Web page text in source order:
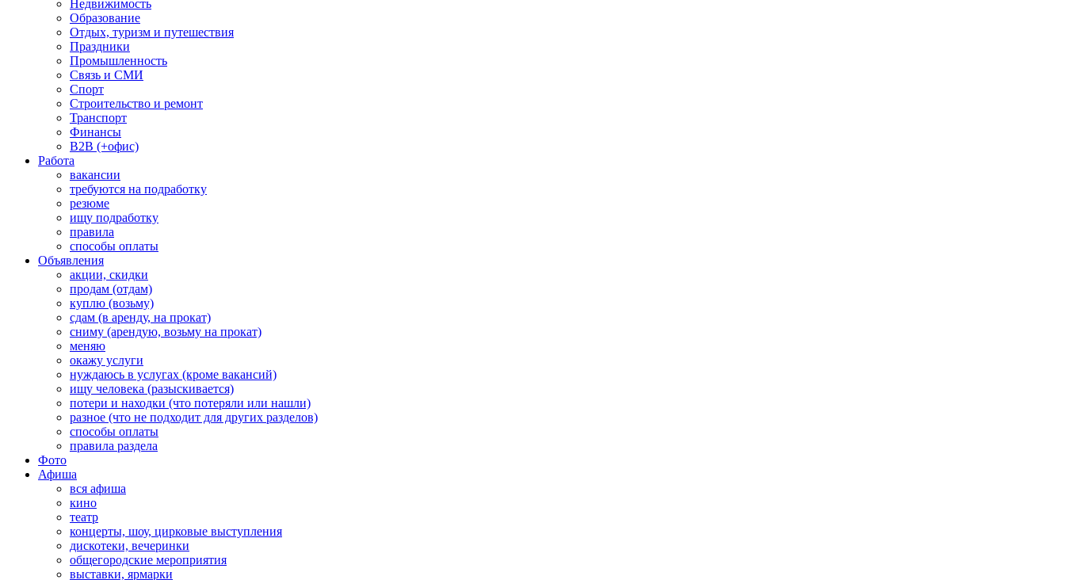
Недвижимость
Образование
Отдых, туризм и путешествия
Праздники
Промышленность
Связь и СМИ
Спорт
Строительство и ремонт
Транспорт
Финансы
B2B (+офис)
Работа
вакансии
требуются на подработку
резюме
ищу подработку
правила
способы оплаты
Объявления
акции, скидки
продам (отдам)
куплю (возьму)
сдам (в аренду, на прокат)
сниму (арендую, возьму на прокат)
меняю
окажу услуги
нуждаюсь в услугах (кроме вакансий)
ищу человека (разыскивается)
потери и находки (что потеряли или нашли)
разное (что не подходит для других разделов)
способы оплаты
правила раздела
Фото
Афиша
вся афиша
кино
театр
концерты, шоу, цирковые выступления
дискотеки, вечеринки
общегородские мероприятия
выставки, ярмарки